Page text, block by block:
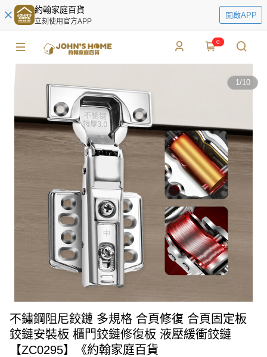
約翰家庭百貨
立刻使用官方APP
開啟APP
0
1/10
不鏽鋼阻尼鉸鏈 多規格 合頁修復 合頁固定板
鉸鏈安裝板 櫃門鉸鏈修復板 液壓緩衝鉸鏈
【ZC0295】《約翰家庭百貨